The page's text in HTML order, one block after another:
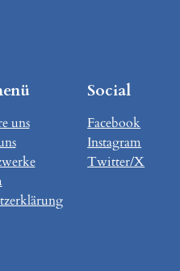
uns
Social
Facebook
Instagram
Twitter/X